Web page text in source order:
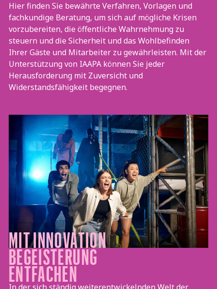
Hier finden Sie bewährte Verfahren, Vorlagen und
fachkundige Beratung, um sich auf mögliche Krisen
vorzubereiten, die öffentliche Wahrnehmung zu
steuern und die Sicherheit und das Wohlbefinden
Ihrer Gäste und Mitarbeiter zu gewährleisten. Mit der
Unterstützung von IAAPA können Sie jeder
Herausforderung mit Zuversicht und
Widerstandsfähigkeit begegnen.
MIT INNOVATION
BEGEISTERUNG
ENTFACHEN